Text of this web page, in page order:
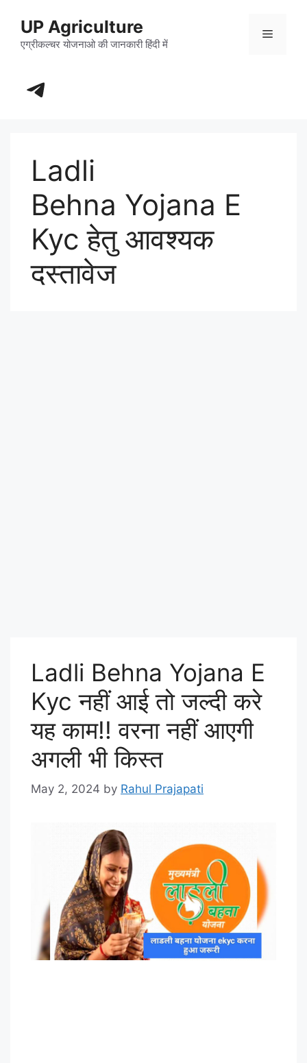
content
UP Agriculture
एग्रीकल्चर योजनाओ की जानकारी हिंदी में
Menu
https://t.me/+_dXT-DwpRj03ZDhl
Ladli
Behna Yojana E
Kyc हेतु आवश्यक
दस्तावेज
Ladli Behna Yojana E
Kyc नहीं आई तो जल्दी करे
यह काम!! वरना नहीं आएगी
अगली भी किस्त
May 2, 2024 by Rahul Prajapati